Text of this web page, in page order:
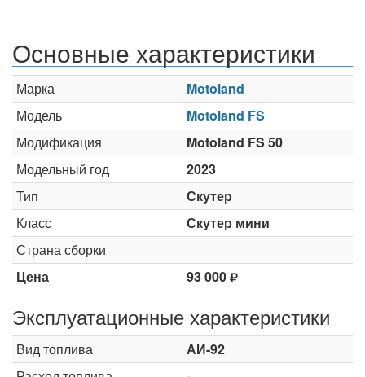
Основные характеристики
Марка
Motoland
Модель
Motoland FS
Модификация
Motoland FS 50
Модельный год
2023
Тип
Скутер
Класс
Скутер мини
Страна сборки
Цена
93 000
Эксплуатационные характеристики
Вид топлива
АИ-92